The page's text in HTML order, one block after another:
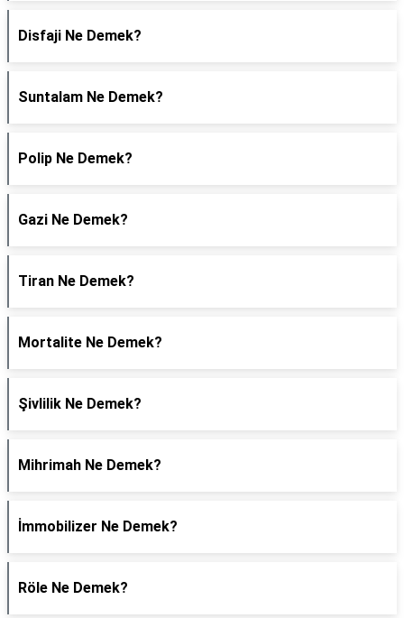
Disfaji Ne Demek?
Suntalam Ne Demek?
Polip Ne Demek?
Gazi Ne Demek?
Tiran Ne Demek?
Mortalite Ne Demek?
Şivlilik Ne Demek?
Mihrimah Ne Demek?
İmmobilizer Ne Demek?
Röle Ne Demek?